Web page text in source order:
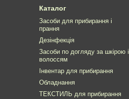
Каталог
Засоби для прибирання і
прання
Дезінфекція
Засоби по догляду за шкірою і
волоссям
Інвентар для прибирання
Обладнання
ТЕКСТИЛЬ для прибирання